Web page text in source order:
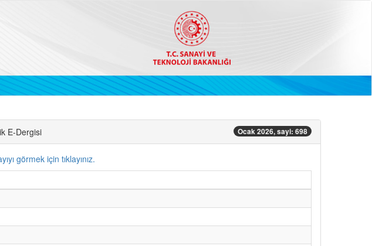
E-Dergisi Ocak 2026, sayi: 698
görmek için tıklayınız.